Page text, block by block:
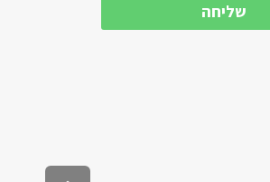
שליחה